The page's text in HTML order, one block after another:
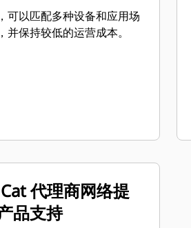
可以匹配多种设备和应用场
并保持较低的运营成本。
代理商网络提
品支持